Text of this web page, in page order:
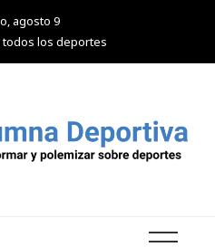
agosto 9
todos los deportes